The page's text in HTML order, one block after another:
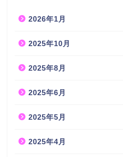
2026年1月
2025年10月
2025年8月
2025年6月
2025年5月
2025年4月